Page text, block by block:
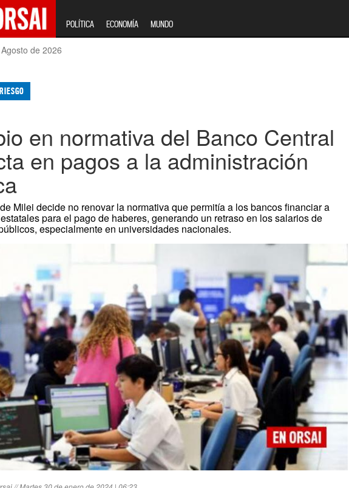
POLÍTICA ECONOMÍA MUNDO
de 2026
en normativa del Banco Central
en pagos a la administración
Milei decide no renovar la normativa que permitía a los bancos financiar a
para el pago de haberes, generando un retraso en los salarios de
especialmente en universidades nacionales.